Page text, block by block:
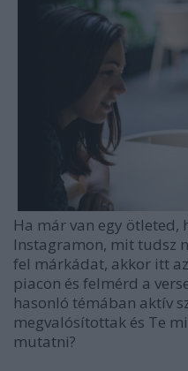
Ha már van egy ötleted,
Instagramon, mit tudsz
fel márkádat, akkor itt
piacon és felmérd a
hasonló témában aktív
megvalósítottak és Te
mutatni?